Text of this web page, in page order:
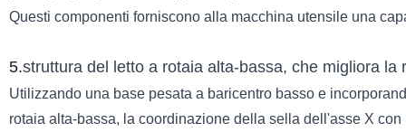
Questi componenti forniscono alla macchina utensile una
5.struttura del letto a rotaia alta-bassa, che migliora la
Utilizzando una base pesata a baricentro basso e
rotaia alta-bassa, la coordinazione della sella dell'asse X